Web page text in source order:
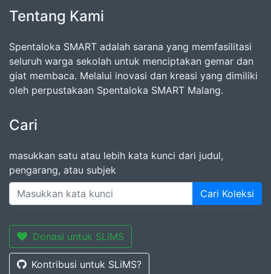
Tentang Kami
Spentaloka SMART adalah sarana yang memfasilitasi
seluruh warga sekolah untuk menciptakan gemar dan
giat membaca. Melalui inovasi dan kreasi yang dimiliki
oleh perpustakaan Spentaloka SMART Malang.
Cari
masukkan satu atau lebih kata kunci dari judul,
pengarang, atau subjek
Cari Koleksi
Donasi untuk SLiMS
Kontribusi untuk SLiMS?